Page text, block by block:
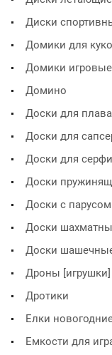
Диски
Домики для
Домики игровые
Домино
Доски для
Доски для
Доски для
Доски
Доски с
Доски
Доски
Дроны [игрушки]
Дротики
Елки
Емкости для